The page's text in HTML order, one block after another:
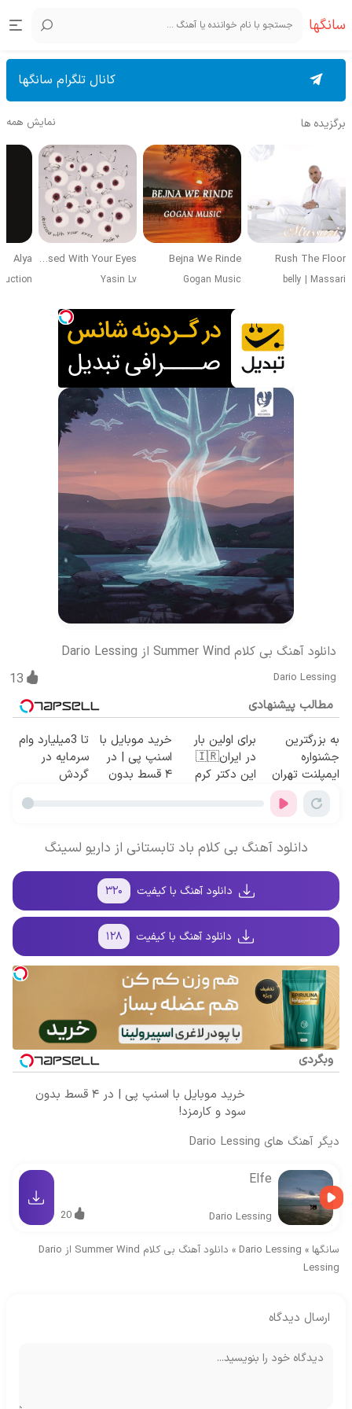
سانگها
کانال تلگرام سانگها
برگزیده ها نمایش همه
Rush The Floor
belly | Massari
Bejna We Rinde
Gogan Music
Obsessed With Your Eyes
Yasin Lv
Alya
دانلود آهنگ بی کلام Summer Wind از Dario Lessing
Dario Lessing
13
مطالب پیشنهادی
به بزرگترین
جشنواره
ایمپلنت تهران
سر بزنید ! |
فقط ۲۵ میلیون
برای اولین بار
در ایران🇮🇷
این دکتر کرم
خرید موبایل با
اسنپ پی | در
۴ قسط بدون
تا 3میلیارد وام
سرمایه در
گردش
فروشگاهت رو
دانلود آهنگ بی کلام باد تابستانی از داریو لسینگ
دانلود آهنگ با کیفیت ۳۲۰
دانلود آهنگ با کیفیت ۱۲۸
وبگردی
خرید موبایل با اسنپ پی | در ۴ قسط بدون
سود و کارمزد!
دیگر آهنگ های Dario Lessing
Elfe
Dario Lessing
20
سانگها »
Dario Lessing
»
دانلود آهنگ بی کلام Summer Wind از Dario
Lessing
ارسال دیدگاه